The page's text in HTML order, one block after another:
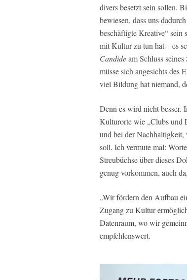
divers besetzt sein sollen.
bewiesen, dass uns
beschäftigte Kreative“ sein
mit Kultur zu tun hat – es
Candideam Schluss
müsse sich angesichts des
viel Bildung hat niemand,
Denn es wird nicht besser.
Kulturorte wie „Clubs und
und bei der Nachhaltigkeit,
soll. Ich vermute mal:
Streubüchse über dieses
genug vorkommen, auch
„Wir fördern den Aufbau
Zugang zu Kultur
Datenraum, wo wir
empfehlenswert.